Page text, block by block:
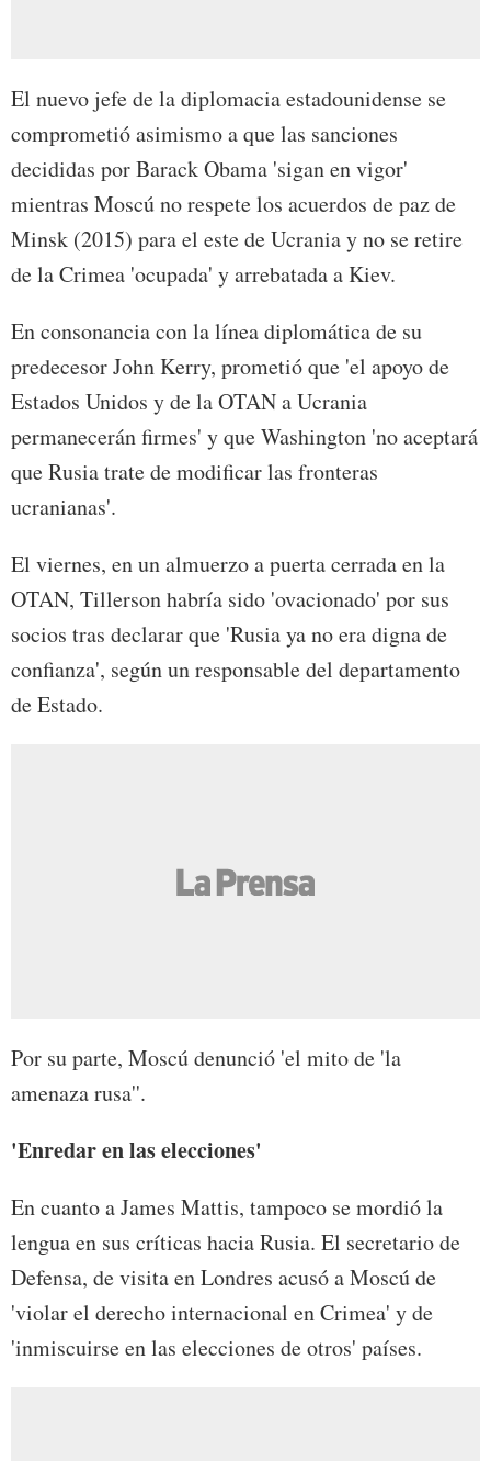
El nuevo jefe de la diplomacia estadounidense se
comprometió asimismo a que las sanciones
decididas por Barack Obama 'sigan en vigor'
mientras Moscú no respete los acuerdos de paz de
Minsk (2015) para el este de Ucrania y no se retire
de la Crimea 'ocupada' y arrebatada a Kiev.
En consonancia con la línea diplomática de su
predecesor John Kerry, prometió que 'el apoyo de
Estados Unidos y de la OTAN a Ucrania
permanecerán firmes' y que Washington 'no aceptará
que Rusia trate de modificar las fronteras
ucranianas'.
El viernes, en un almuerzo a puerta cerrada en la
OTAN, Tillerson habría sido 'ovacionado' por sus
socios tras declarar que 'Rusia ya no era digna de
confianza', según un responsable del departamento
de Estado.
Por su parte, Moscú denunció 'el mito de 'la
amenaza rusa''.
'Enredar en las elecciones'
En cuanto a James Mattis, tampoco se mordió la
lengua en sus críticas hacia Rusia. El secretario de
Defensa, de visita en Londres acusó a Moscú de
'violar el derecho internacional en Crimea' y de
'inmiscuirse en las elecciones de otros' países.